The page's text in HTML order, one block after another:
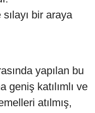
bir araya
yapılan bu
geniş katılımlı ve
atılmış,